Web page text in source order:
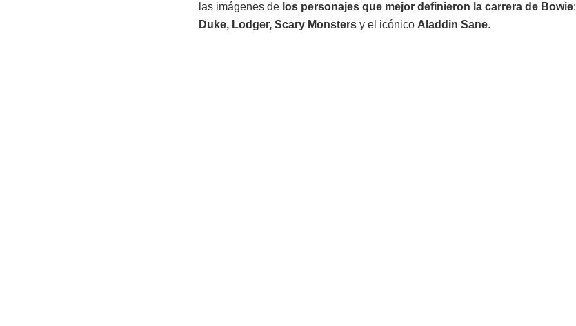
las imágenes de los personajes que mejor definieron la carrera de Bowie:
Duke, Lodger, Scary Monsters y el icónico Aladdin Sane.